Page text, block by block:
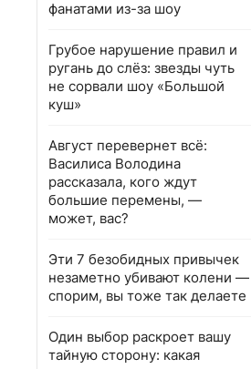
фанатами из-за шоу
Грубое нарушение правил и
ругань до слёз: звезды чуть
не сорвали шоу «Большой
куш»
Август перевернет всё:
Василиса Володина
рассказала, кого ждут
большие перемены, —
может, вас?
Эти 7 безобидных привычек
незаметно убивают колени —
спорим, вы тоже так делаете
Один выбор раскроет вашу
тайную сторону: какая